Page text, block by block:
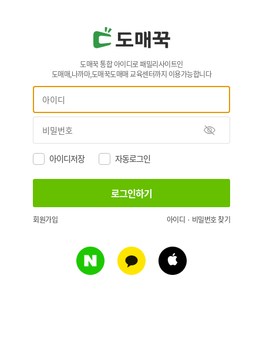
도매꾹 통합 아이디로 패밀리사이트인
도매매,나까마,도매꾹도매매 교육센터까지 이용가능합니다
아이디저장 자동로그인
회원가입 아이디 · 비밀번호 찾기